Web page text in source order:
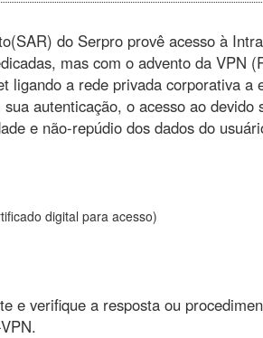
do Serpro provê acesso à
mas com o advento da VPN
ligando a rede privada corporativa
autenticação, o acesso ao
e não-repúdio dos dados do
digital para acesso)
e verifique a resposta ou